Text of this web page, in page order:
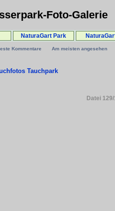
Foto-Galerie
NaturaGart Park
Kommentare Am meisten angesehen
Tauchpark
Datei